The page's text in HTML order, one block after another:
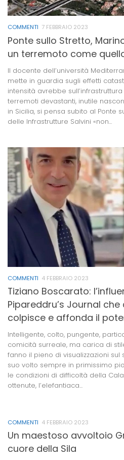
COMMENTI 7 FEBBRAIO 2023
Ponte sullo Stretto,
un terremoto come
Il docente dell’università
mette in guardia sugli effetti
intensità avrebbe
terremoti devastanti, inutile
in Sicilia, si pensa subito al Ponte
delle Infrastrutture Salvini «non...
COMMENTI 4 FEBBRAIO 2023
Tiziano Boscarato:
Pipareddru’s Journal
colpisce e affonda il
Intelligente, colto, pungente,
comicità surreale, ma carica di
fanno il pieno di visualizzazioni sul
suo volto sempre in primissimo
le condizioni di difficoltà della
ottenute, l’elefantiaca...
COMMENTI 4 FEBBRAIO 2023
Un maestoso avvoltoio
cuore della Sila